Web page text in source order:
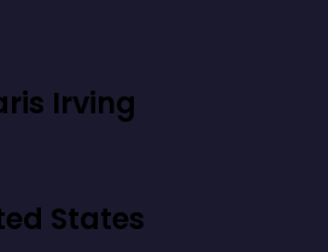
Irving
States